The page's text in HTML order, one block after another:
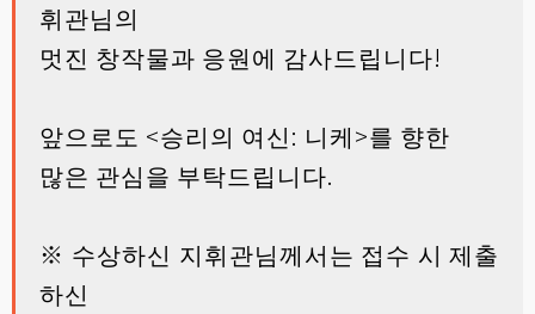
휘관님의
멋진 창작물과 응원에 감사드립니다!
앞으로도 <승리의 여신: 니케>를 향한
많은 관심을 부탁드립니다.
※ 수상하신 지휘관님께서는 접수 시 제출
하신